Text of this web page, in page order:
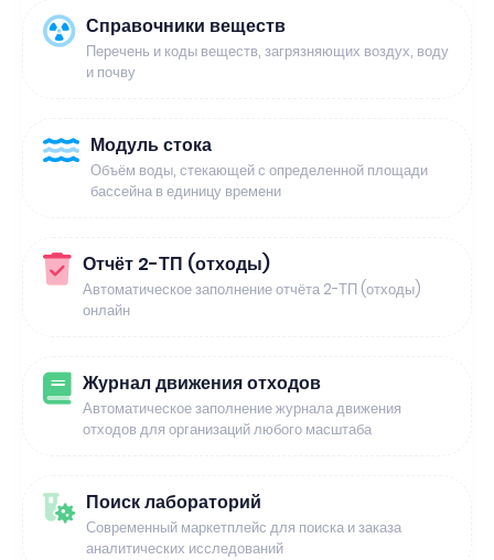
Справочники веществ
Перечень и коды веществ, загрязняющих воздух, воду
и почву
Модуль стока
Объём воды, стекающей с определенной площади
бассейна в единицу времени
Отчёт 2-ТП (отходы)
Автоматическое заполнение отчёта 2-ТП (отходы)
онлайн
Журнал движения отходов
Автоматическое заполнение журнала движения
отходов для организаций любого масштаба
Поиск лабораторий
Современный маркетплейс для поиска и заказа
аналитических исследований